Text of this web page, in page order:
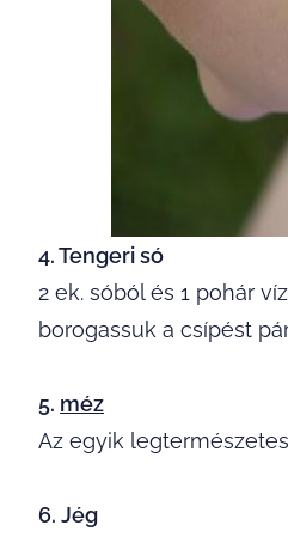
4. Tengeri só
2 ek. sóból és 1 pohár
borogassuk a csípést
5. méz
Az egyik
6. Jég